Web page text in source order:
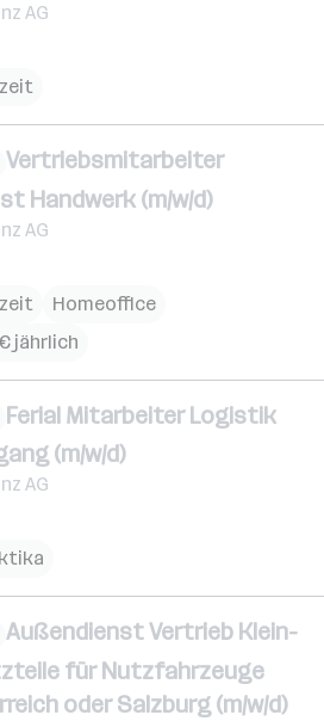
AG
Vertriebsmitarbeiter
Handwerk (m/w/d)
AG
Homeoffice
jährlich
Ferial Mitarbeiter Logistik
(m/w/d)
AG
Außendienst Vertrieb Klein-
für Nutzfahrzeuge
oder Salzburg (m/w/d)